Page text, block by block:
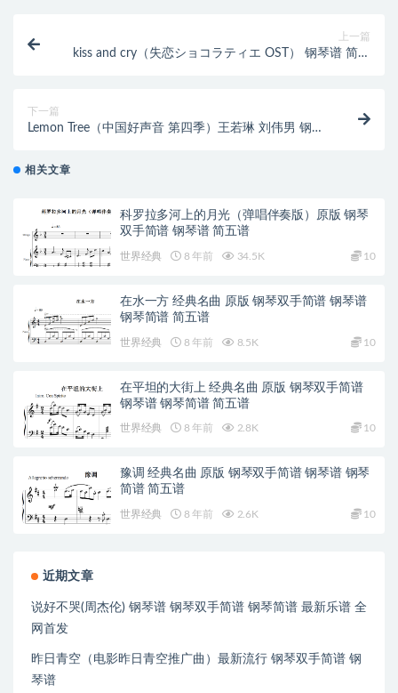
上一篇
kiss and cry（失恋ショコラティエ OST） 钢琴谱 简谱
下一篇
Lemon Tree（中国好声音 第四季）王若琳 刘伟男 钢琴
相关文章
科罗拉多河上的月光（弹唱伴奏版）原版 钢琴
双手简谱 钢琴谱 简五谱
世界经典 8 年前 34.5K 10
在水一方 经典名曲 原版 钢琴双手简谱 钢琴谱
钢琴简谱 简五谱
世界经典 8 年前 8.5K 10
在平坦的大街上 经典名曲 原版 钢琴双手简谱
钢琴谱 钢琴简谱 简五谱
世界经典 8 年前 2.8K 10
豫调 经典名曲 原版 钢琴双手简谱 钢琴谱 钢琴
简谱 简五谱
世界经典 8 年前 2.6K 10
近期文章
说好不哭(周杰伦) 钢琴谱 钢琴双手简谱 钢琴简谱 最新乐谱 全
网首发
昨日青空（电影昨日青空推广曲）最新流行 钢琴双手简谱 钢
琴谱